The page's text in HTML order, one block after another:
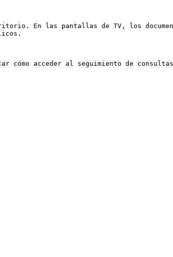
En las pantallas de TV, los